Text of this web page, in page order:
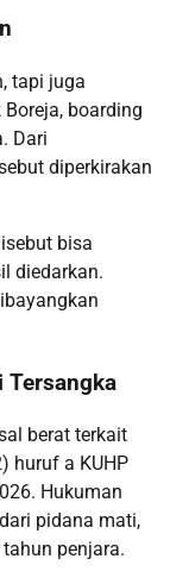
tapi juga
boarding
Dari
diperkirakan
bisa
diedarkan.
Tersangka
berat terkait
huruf a KUHP
Hukuman
pidana mati,
penjara.